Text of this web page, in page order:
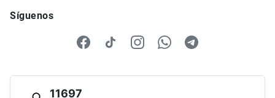
Síguenos
11697